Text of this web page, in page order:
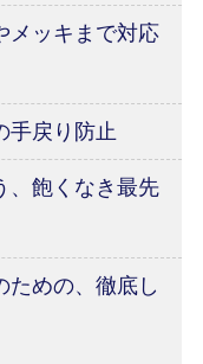
メッキまで対応
手戻り防止
、飽くなき最先
ための、徹底し